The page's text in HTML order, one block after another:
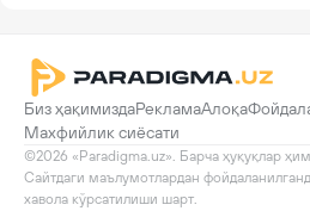
Биз ҳақимиздаРекламаАлоқа
Махфийлик сиёсати
©2026 «Paradigma.uz». Барча ҳуқуқлар
Сайтдаги маълумотлардан
хавола кўрсатилиши шарт.